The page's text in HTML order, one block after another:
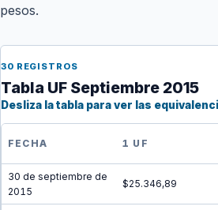
pesos.
30 REGISTROS
Tabla UF Septiembre 2015
Desliza la tabla para ver las
FECHA 1 UF
30 de septiembre de
2015
$25.346,89